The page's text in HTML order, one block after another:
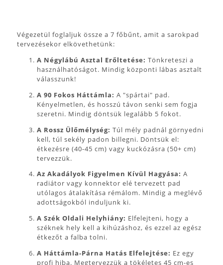
Végezetül foglaljuk össze a 7 főbűnt, amit a sarokpad
tervezésekor elkövethetünk:
A Négylábú Asztal Erőltetése: Tönkreteszi a
használhatóságot. Mindig központi lábas asztalt
válasszunk!
A 90 Fokos Háttámla: A "spártai" pad.
Kényelmetlen, és hosszú távon senki sem fogja
szeretni. Mindig döntsük legalább 5 fokot.
A Rossz Ülőmélység: Túl mély padnál görnyedni
kell, túl sekély padon billegni. Döntsük el:
étkezésre (40-45 cm) vagy kuckózásra (50+ cm)
tervezzük.
Az Akadályok Figyelmen Kívül Hagyása: A
radiátor vagy konnektor elé tervezett pad
utólagos átalakítása rémálom. Mindig a meglévő
adottságokból induljunk ki.
A Szék Oldali Helyhiány: Elfelejteni, hogy a
széknek hely kell a kihúzáshoz, és ezzel az egész
étkezőt a falba tolni.
A Háttámla-Párna Hatás Elfelejtése: Ez egy
profi hiba. Megtervezzük a tökéletes 45 cm-es